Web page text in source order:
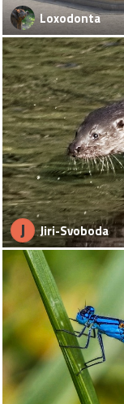
Loxodonta
J Jiri-Svoboda